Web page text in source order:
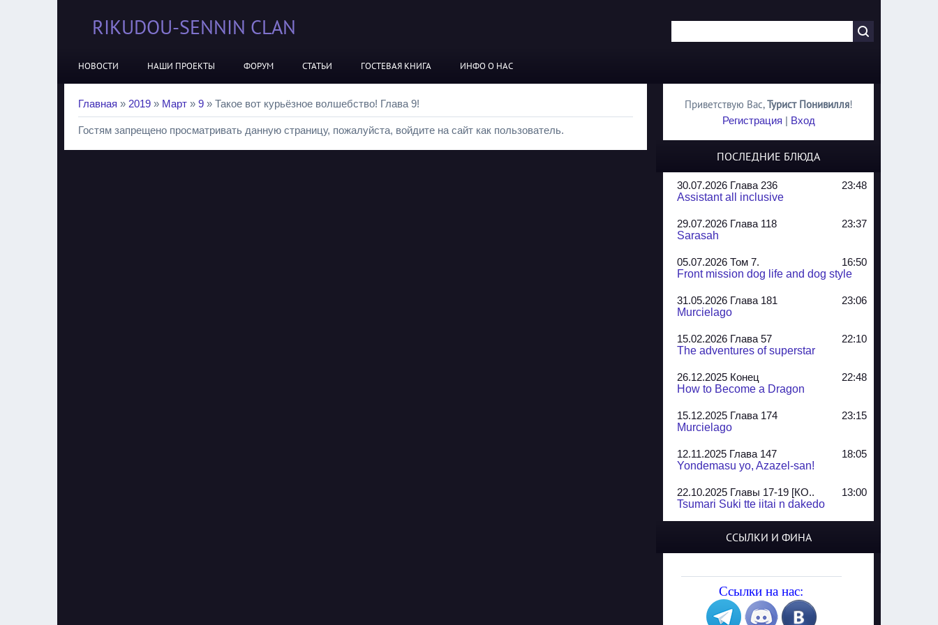
RIKUDOU-SENNIN CLAN
НОВОСТИ НАШИ ПРОЕКТЫ ФОРУМ СТАТЬИ ГОСТЕВАЯ КНИГА ИНФО О НАС
Главная » 2019 » Март » 9 » Такое вот курьёзное волшебство! Глава 9!
Гостям запрещено просматривать данную страницу, пожалуйста, войдите на сайт как пользователь.
Приветствую Вас,Турист Понивилля!
Регистрация | Вход
ПОСЛЕДНИЕ БЛЮДА
30.07.2026 Глава 236
23:48
Assistant all inclusive
29.07.2026 Глава 118
23:37
Sarasah
05.07.2026 Том 7.
16:50
Front mission dog life and dog style
31.05.2026 Глава 181
23:06
Murcielago
15.02.2026 Глава 57
22:10
The adventures of superstar
26.12.2025 Конец
22:48
How to Become a Dragon
15.12.2025 Глава 174
23:15
Murcielago
12.11.2025 Глава 147
18:05
Yondemasu yo, Azazel-san!
22.10.2025 Главы 17-19 [КО..
13:00
Tsumari Suki tte iitai n dakedo
Jungle Juice
Yozakura Shijuusou
08.08.2025 Глава 50
A Compendium of Ghosts
ССЫЛКИ И ФИНА
Ссылки на нас: